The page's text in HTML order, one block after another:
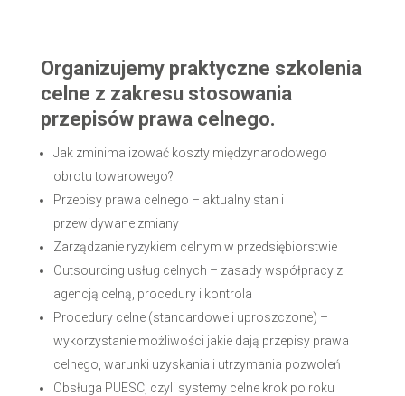
Organizujemy praktyczne szkolenia
celne z zakresu stosowania
przepisów prawa celnego.
Jak zminimalizować koszty międzynarodowego
obrotu towarowego?
Przepisy prawa celnego – aktualny stan i
przewidywane zmiany
Zarządzanie ryzykiem celnym w przedsiębiorstwie
Outsourcing usług celnych – zasady współpracy z
agencją celną, procedury i kontrola
Procedury celne (standardowe i uproszczone) –
wykorzystanie możliwości jakie dają przepisy prawa
celnego, warunki uzyskania i utrzymania pozwoleń
Obsługa PUESC, czyli systemy celne krok po roku